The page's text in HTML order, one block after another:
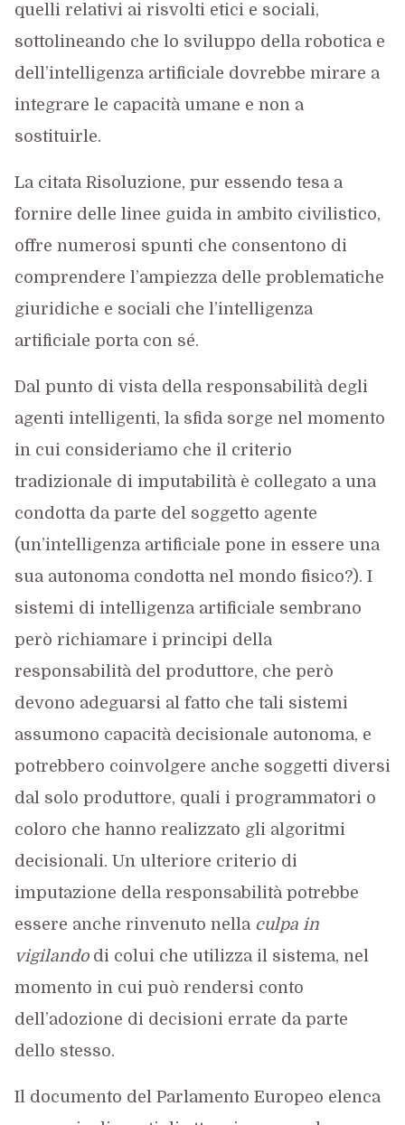
quelli relativi ai risvolti etici e sociali,
sottolineando che lo sviluppo della robotica e
dell’intelligenza artificiale dovrebbe mirare a
integrare le capacità umane e non a
sostituirle.
La citata Risoluzione, pur essendo tesa a
fornire delle linee guida in ambito civilistico,
offre numerosi spunti che consentono di
comprendere l’ampiezza delle problematiche
giuridiche e sociali che l’intelligenza
artificiale porta con sé.
Dal punto di vista della responsabilità degli
agenti intelligenti, la sfida sorge nel momento
in cui consideriamo che il criterio
tradizionale di imputabilità è collegato a una
condotta da parte del soggetto agente
(un’intelligenza artificiale pone in essere una
sua autonoma condotta nel mondo fisico?). I
sistemi di intelligenza artificiale sembrano
però richiamare i principi della
responsabilità del produttore, che però
devono adeguarsi al fatto che tali sistemi
assumono capacità decisionale autonoma, e
potrebbero coinvolgere anche soggetti diversi
dal solo produttore, quali i programmatori o
coloro che hanno realizzato gli algoritmi
decisionali. Un ulteriore criterio di
imputazione della responsabilità potrebbe
essere anche rinvenuto nella culpa in
vigilandodi colui che utilizza il sistema, nel
momento in cui può rendersi conto
dell’adozione di decisioni errate da parte
dello stesso.
Il documento del Parlamento Europeo elenca